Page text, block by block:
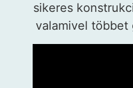
sikeres
valamivel többet